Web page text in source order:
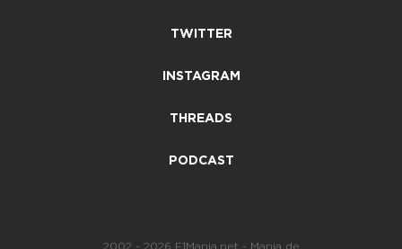
TWITTER
INSTAGRAM
THREADS
PODCAST
2002 - 2026 F1Mania.net - Mania de